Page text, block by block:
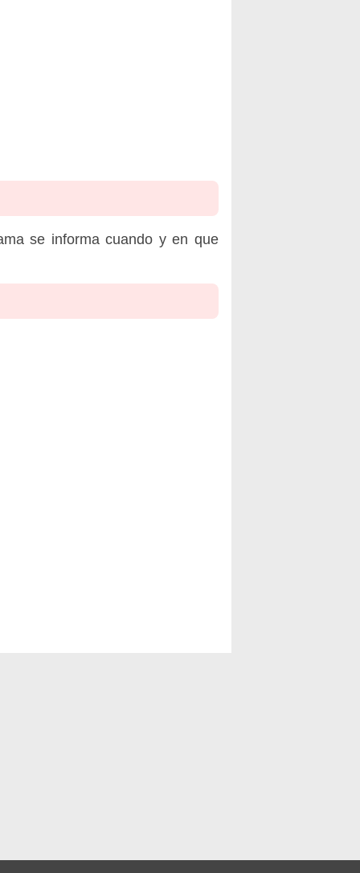
se informa cuando y en que